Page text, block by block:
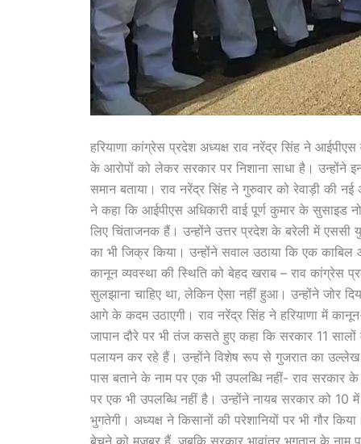
हरियाणा कांग्रेस प्रदेश अध्यक्ष राव नरेंद्र सिंह ने
के आरोपों को लेकर सरकार पर निशाना साधा है। उन्होंने
समान बताया। राव नरेंद्र सिंह ने गुरुवार को रेवाड़ी की
ने कहा कि आईपीएस अधिकारी वाई पूर्ण कुमार के सुसाइड
लिए चिंताजनक हैं। उन्होंने उत्तर प्रदेश के बरेली में एससी
का भी जिक्र किया। उन्होंने सवाल उठाया कि एक
कानून व्यवस्था की स्थिति को बेहद खराब – राव कांग्रेस
सुलझाना चाहिए था, लेकिन ऐसा नहीं हुआ। उन्होंने जोर
आगे के कदम उठाएगी। राव नरेंद्र सिंह ने हरियाणा में
जापान दौरे पर भी तंज कसते हुए कहा कि सरकार 11 सालों
पलायन कर रहे हैं। उन्होंने विशेष रूप से गुजरात का उल्लेख
पास बताने के नाम पर एक भी उपलब्धि नहीं- राव सरकार
पर एक भी उपलब्धि नहीं है। उन्होंने नायब सरकार को
भुगतेगी। अध्यक्ष ने किसानों की परेशानियों पर भी गौर
बेचने को मजबूर हैं, जबकि सरकार भावांतर भुगतान के नाम